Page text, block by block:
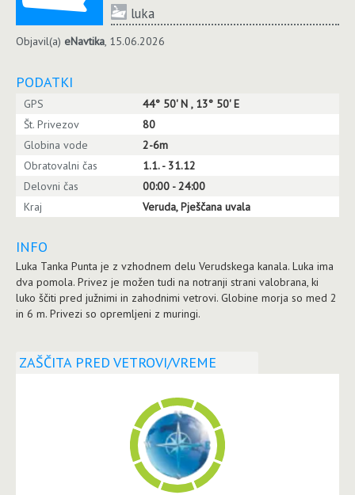
luka
Objavil(a) eNavtika, 15.06.2026
PODATKI
GPS
44° 50' N , 13° 50' E
Št. Privezov
80
Globina vode
2-6m
Obratovalni čas
1.1. - 31.12
Delovni čas
00:00 - 24:00
Kraj
Veruda, Pješčana uvala
INFO
Luka Tanka Punta je z vzhodnem delu Verudskega kanala. Luka ima
dva pomola. Privez je možen tudi na notranji strani valobrana, ki
luko ščiti pred južnimi in zahodnimi vetrovi. Globine morja so med 2
in 6 m. Privezi so opremljeni z muringi.
ZAŠČITA PRED VETROVI/VREME